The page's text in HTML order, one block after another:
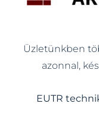
Üzletünkben
azonnal,
EUTR